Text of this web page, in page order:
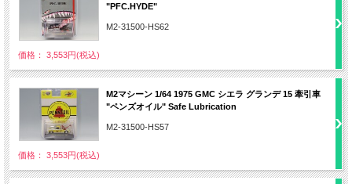
"PFC.HYDE"
M2-31500-HS62
価格： 3,553円(税込)
M2マシーン 1/64 1975 GMC シエラ グランデ 15 牽引車
"ペンズオイル" Safe Lubrication
M2-31500-HS57
価格： 3,553円(税込)